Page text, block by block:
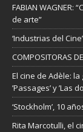
FABIAN
de arte”
‘Industrias del
COMPOSITORAS
El cine de Adèle:
’Passages’ y ’Las
‘Stockholm’, 10
Rita Marcotulli, el